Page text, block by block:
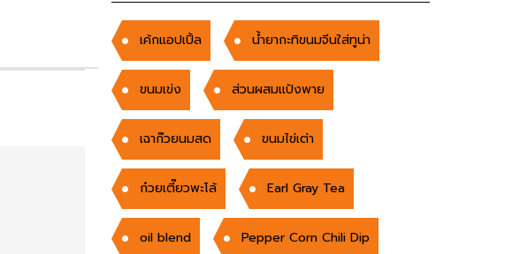
เค้กแอปเปิ้ล น้ำยากะทิขนมจีนใส่ทูน่า
ขนมเข่ง ส่วนผสมแป้งพาย
เฉาก๊วยนมสด ขนมไข่เต่า
ก๋วยเตี๊ยวพะโล้ Earl Gray Tea
oil blend Pepper Corn Chili Dip